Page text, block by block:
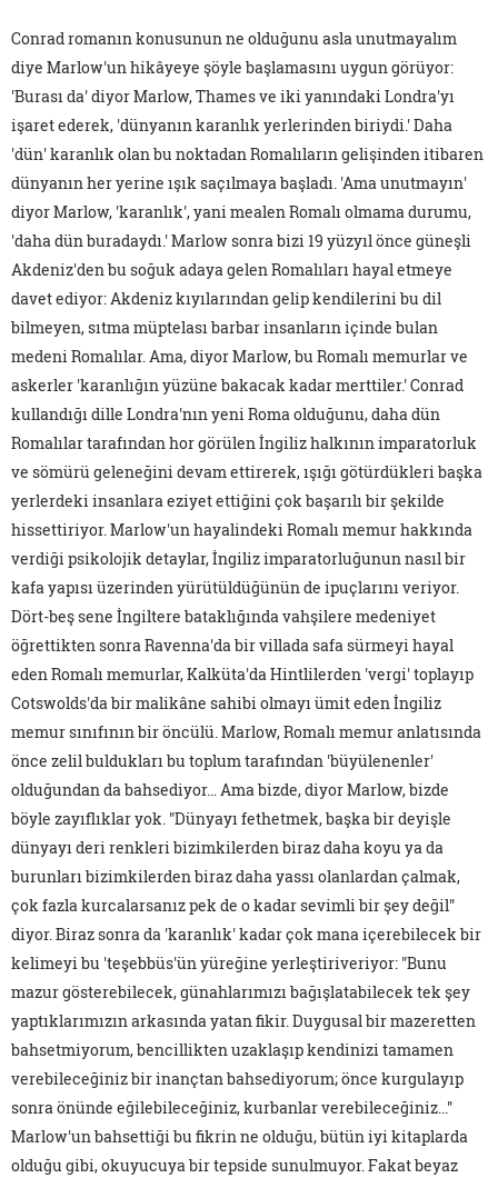
Conrad romanın konusunun ne olduğunu asla unutmayalım
diye Marlow'un hikâyeye şöyle başlamasını uygun görüyor:
'Burası da' diyor Marlow, Thames ve iki yanındaki Londra'yı
işaret ederek, 'dünyanın karanlık yerlerinden biriydi.' Daha
'dün' karanlık olan bu noktadan Romalıların gelişinden itibaren
dünyanın her yerine ışık saçılmaya başladı. 'Ama unutmayın'
diyor Marlow, 'karanlık', yani mealen Romalı olmama durumu,
'daha dün buradaydı.' Marlow sonra bizi 19 yüzyıl önce güneşli
Akdeniz'den bu soğuk adaya gelen Romalıları hayal etmeye
davet ediyor: Akdeniz kıyılarından gelip kendilerini bu dil
bilmeyen, sıtma müptelası barbar insanların içinde bulan
medeni Romalılar. Ama, diyor Marlow, bu Romalı memurlar ve
askerler 'karanlığın yüzüne bakacak kadar merttiler.' Conrad
kullandığı dille Londra'nın yeni Roma olduğunu, daha dün
Romalılar tarafından hor görülen İngiliz halkının imparatorluk
ve sömürü geleneğini devam ettirerek, ışığı götürdükleri başka
yerlerdeki insanlara eziyet ettiğini çok başarılı bir şekilde
hissettiriyor. Marlow'un hayalindeki Romalı memur hakkında
verdiği psikolojik detaylar, İngiliz imparatorluğunun nasıl bir
kafa yapısı üzerinden yürütüldüğünün de ipuçlarını veriyor.
Dört-beş sene İngiltere bataklığında vahşilere medeniyet
öğrettikten sonra Ravenna'da bir villada safa sürmeyi hayal
eden Romalı memurlar, Kalküta'da Hintlilerden 'vergi' toplayıp
Cotswolds'da bir malikâne sahibi olmayı ümit eden İngiliz
memur sınıfının bir öncülü. Marlow, Romalı memur anlatısında
önce zelil buldukları bu toplum tarafından 'büyülenenler'
olduğundan da bahsediyor… Ama bizde, diyor Marlow, bizde
böyle zayıflıklar yok. "Dünyayı fethetmek, başka bir deyişle
dünyayı deri renkleri bizimkilerden biraz daha koyu ya da
burunları bizimkilerden biraz daha yassı olanlardan çalmak,
çok fazla kurcalarsanız pek de o kadar sevimli bir şey değil"
diyor. Biraz sonra da 'karanlık' kadar çok mana içerebilecek bir
kelimeyi bu 'teşebbüs'ün yüreğine yerleştiriveriyor: "Bunu
mazur gösterebilecek, günahlarımızı bağışlatabilecek tek şey
yaptıklarımızın arkasında yatan fikir. Duygusal bir mazeretten
bahsetmiyorum, bencillikten uzaklaşıp kendinizi tamamen
verebileceğiniz bir inançtan bahsediyorum; önce kurgulayıp
sonra önünde eğilebileceğiniz, kurbanlar verebileceğiniz..."
Marlow'un bahsettiği bu fikrin ne olduğu, bütün iyi kitaplarda
olduğu gibi, okuyucuya bir tepside sunulmuyor. Fakat beyaz